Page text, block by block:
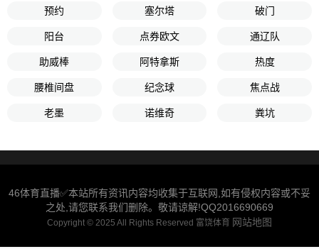
预约 塞尔塔 破门
阳台 点券欧文 通辽队
助威棒 阿特拿斯 热度
腰椎间盘 纪念球 焦点战
老墨 诺维奇 粪坑
46体育直播✅本站所有资讯内容均收集于互联网,如有侵权内容或不妥
之处,请您联系我们删除。敬请谅解!QQ2016690669
Copyright © 2025 All Rights Reserved 富饶体育 网站地图